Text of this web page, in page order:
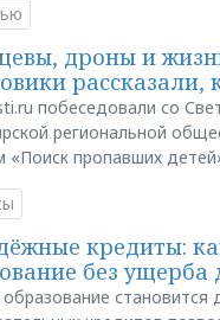
дроны и
рассказали,
побеседовали со
региональной
«Поиск пропавших
кредиты:
без ущерба
становится